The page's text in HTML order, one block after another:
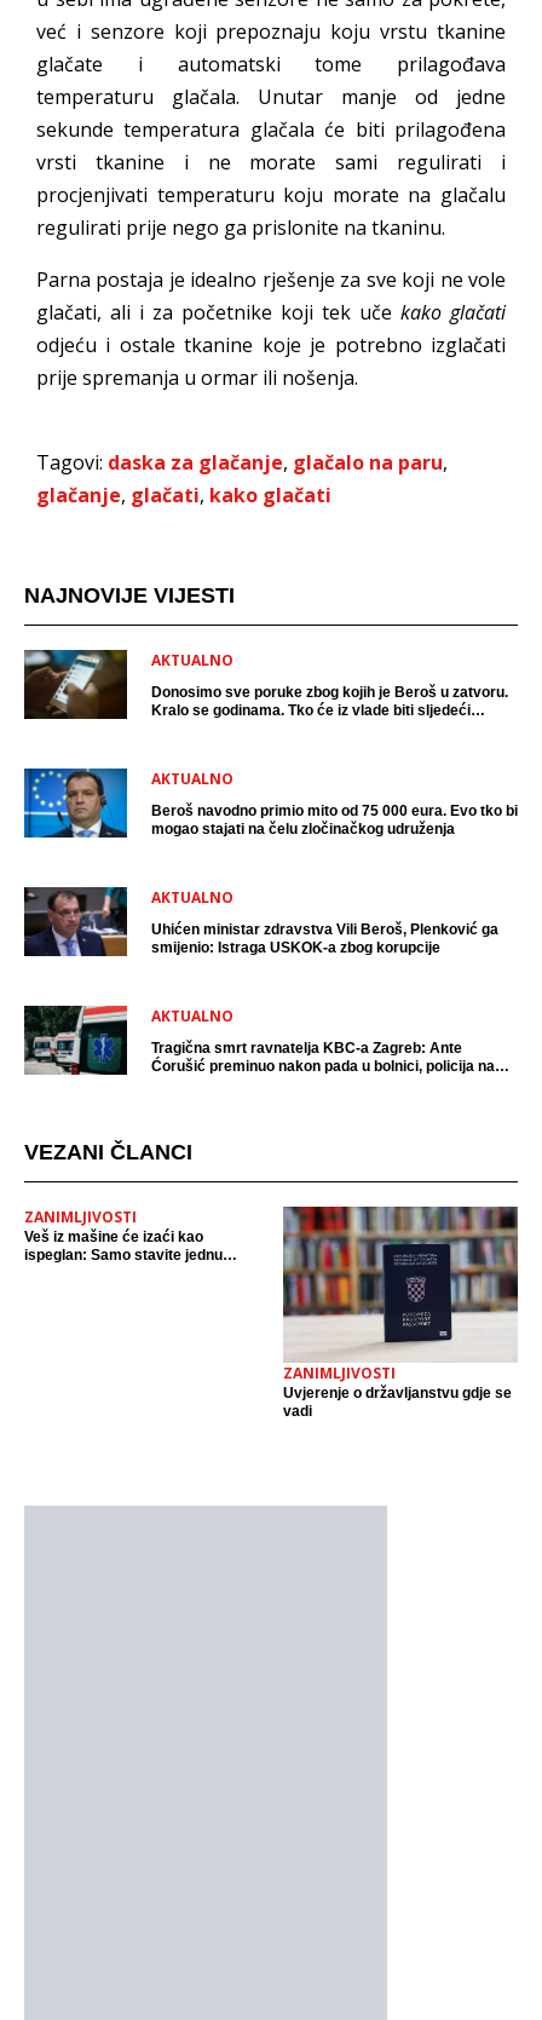
već i senzore koji prepoznaju koju vrstu tkanine
glačate i automatski tome prilagođava
temperaturu glačala. Unutar manje od jedne
sekunde temperatura glačala će biti prilagođena
vrsti tkanine i ne morate sami regulirati i
procjenjivati temperaturu koju morate na glačalu
regulirati prije nego ga prislonite na tkaninu.
Parna postaja je idealno rješenje za sve koji ne vole
glačati, ali i za početnike koji tek uče kako glačati
odjeću i ostale tkanine koje je potrebno izglačati
prije spremanja u ormar ili nošenja.
Tagovi: daska za glačanje, glačalo na paru,
glačanje, glačati, kako glačati
NAJNOVIJE VIJESTI
AKTUALNO
Donosimo sve poruke zbog kojih je Beroš u zatvoru.
Kralo se godinama. Tko će iz vlade biti sljedeći
AKTUALNO
Beroš navodno primio mito od 75 000 eura. Evo tko bi
mogao stajati na čelu zločinačkog udruženja
AKTUALNO
Uhićen ministar zdravstva Vili Beroš, Plenković ga
smijenio: Istraga USKOK-a zbog korupcije
AKTUALNO
Tragična smrt ravnatelja KBC-a Zagreb: Ante
Ćorušić preminuo nakon pada u bolnici, policija na
VEZANI ČLANCI
ZANIMLJIVOSTI
Veš iz mašine će izaći kao
ispeglan: Samo stavite jednu
ZANIMLJIVOSTI
Uvjerenje o državljanstvu gdje se
vadi